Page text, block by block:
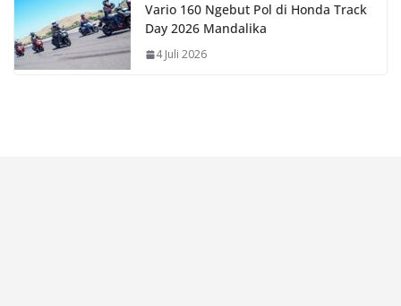
Vario 160 Ngebut Pol di Honda Track
Day 2026 Mandalika
4 Juli 2026